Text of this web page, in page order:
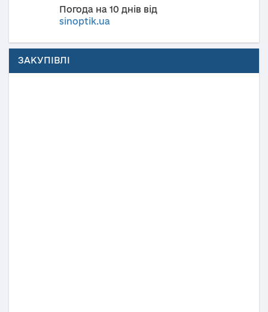
Погода на 10 днів від
sinoptik.ua
ЗАКУПІВЛІ